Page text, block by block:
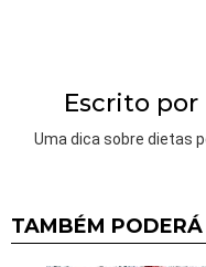
Escrito por
Uma dica sobre dietas
TAMBÉM